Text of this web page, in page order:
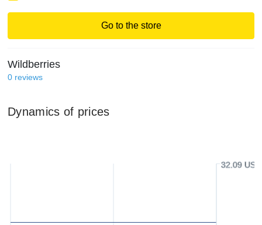
Go to the store
Wildberries
0 reviews
Dynamics of prices
32.09 USD